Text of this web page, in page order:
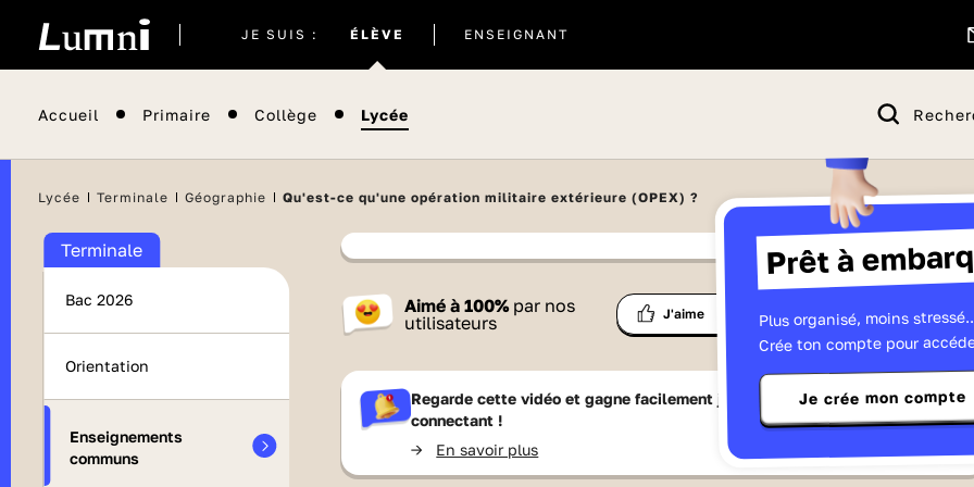
JE SUIS : ÉLÈVE
actuel
ENSEIGNANT
Accueil Primaire Collège Lycée
Prêt à
Plus organisé, moins
Crée ton compte pour
Je crée mon compte
Lycée Terminale Géographie Qu'est-ce qu'une opération militaire extérieure (OPEX) ?
Terminale
Bac 2026
Orientation
Enseignements
communs
Contenu proposé par
Vie publique
Aimé à100% par nos
utilisateurs
J'aime
liste
Partager
Regarde cette vidéo et gagne facilement jusqu'à 15 Lumnizen te
connectant !
-> En savoir plus